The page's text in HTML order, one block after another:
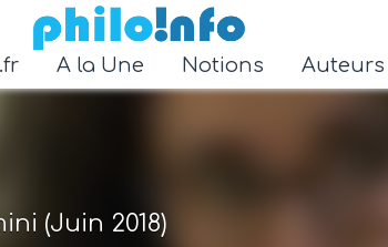
Accéder au contenu principal
(Juin 2018)
A la Une Notions